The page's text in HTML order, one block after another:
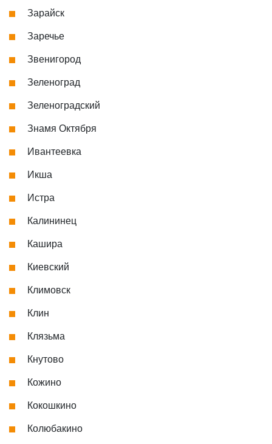
Зарайск
Заречье
Звенигород
Зеленоград
Зеленоградский
Знамя Октября
Ивантеевка
Икша
Истра
Калининец
Кашира
Киевский
Климовск
Клин
Клязьма
Кнутово
Кожино
Кокошкино
Колюбакино